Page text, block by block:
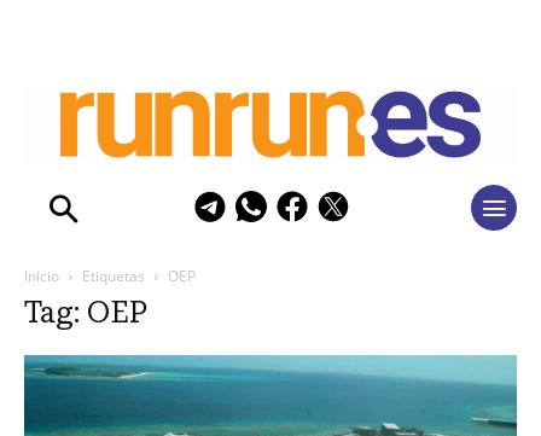
Inicio Etiquetas OEP
Tag: OEP